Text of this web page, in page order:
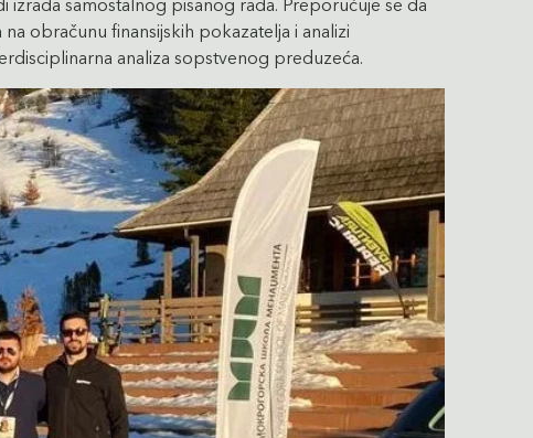
izrada samostalnog pisanog rada. Preporučuje se da
obračunu finansijskih pokazatelja i analizi
analiza sopstvenog preduzeća.